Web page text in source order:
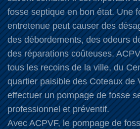
fosse septique en bon état. Une
entretenue peut causer des
des débordements, des odeurs
des réparations coûteuses.
tous les recoins de la ville, du
quartier paisible des Coteaux de
effectuer un pompage de fosse
professionnel et préventif.
Avec ACPVF, le pompage de